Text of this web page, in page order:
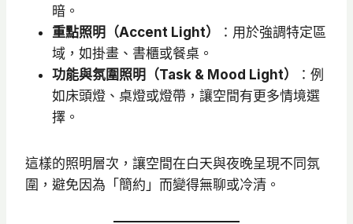
暗。
重點照明（Accent Light）
：用於強調特定區
域，如掛畫、書櫃或餐桌。
功能與氛圍照明（Task & Mood Light）
：例
如床頭燈、桌燈或燈帶，讓空間有更多情境選
擇。
這樣的照明層次，讓空間在白天與夜晚呈現不同氛
圍，避免因為「簡約」而變得無聊或冷清。